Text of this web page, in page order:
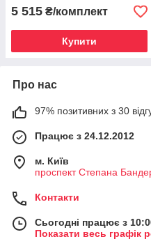
5 515 ₴/комплект
Купити
Про нас
97% позитивних з 30
Працює з 24.12.2012
м. Київ
проспект Степана
Контакти
Сьогодні працює з
Показати весь графік